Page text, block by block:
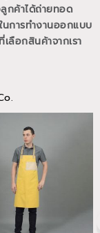
กค้าได้ถ่ายทอด
ในการทำงานออกแบบ
ลือกสินค้าจากเรา